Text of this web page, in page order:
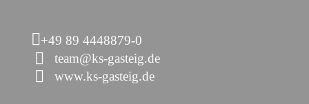
+49 89 4448879-0
team@ks-gasteig.de
www.ks-gasteig.de